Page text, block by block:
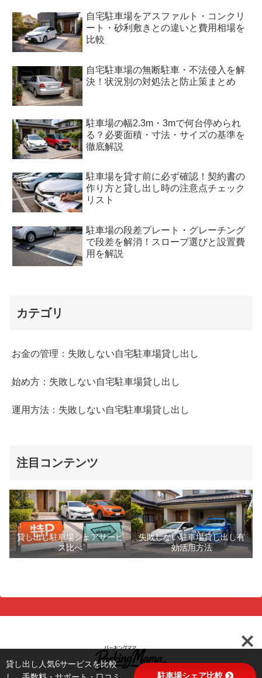
自宅駐車場をアスファルト・コンクリ
ート・砂利敷きとの違いと費用相場を
比較
自宅駐車場の無断駐車・不法侵入を解
決！状況別の対処法と防止策まとめ
駐車場の幅2.3m・3mで何台停められ
る？必要面積・寸法・サイズの基準を
徹底解説
駐車場を貸す前に必ず確認！契約書の
作り方と貸し出し時の注意点チェック
リスト
駐車場の段差プレート・グレーチング
で段差を解消！スロープ選びと設置費
用を解説
カテゴリ
お金の管理：失敗しない自宅駐車場貸し出し
始め方：失敗しない自宅駐車場貸し出し
運用方法：失敗しない自宅駐車場貸し出し
注目コンテンツ
貸し出し駐車場シェアサービ
ス比べ
失敗しない駐車場貸し出し有
効活用方法
貸し出し人気6サービスを比較
駐車場シェア比較